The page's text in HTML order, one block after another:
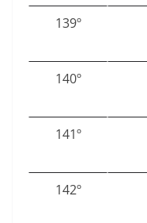
139º
140º
141º
142º